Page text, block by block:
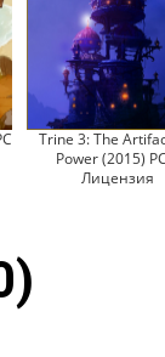
Trine 3: The
Power (2015)
Лицензия